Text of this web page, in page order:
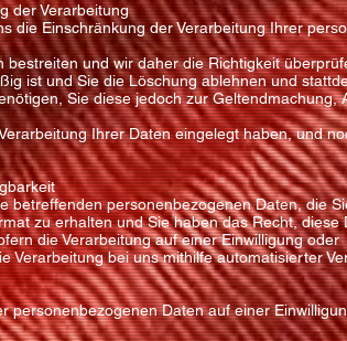
der Verarbeitung
die Einschränkung der Verarbeitung Ihrer
bestreiten und wir daher die Richtigkeit
ist und Sie die Löschung ablehnen und
Sie diese jedoch zur
Ihrer Daten eingelegt haben, und
betreffenden personenbezogenen Daten, die
zu erhalten und Sie haben das Recht,
die Verarbeitung auf einer Einwilligung oder
Verarbeitung bei uns mithilfe automatisierter
personenbezogenen Daten auf einer